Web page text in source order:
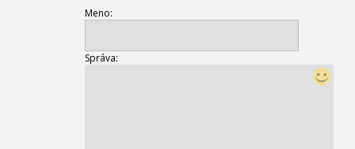
Meno:
Správa: